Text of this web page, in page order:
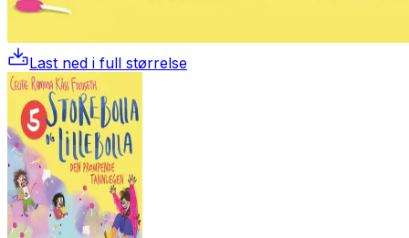
Last ned i full størrelse